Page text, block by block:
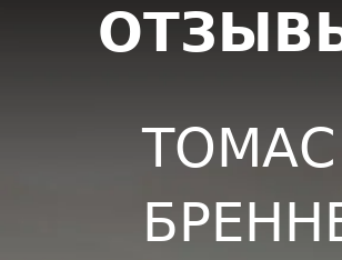
ТОМАС